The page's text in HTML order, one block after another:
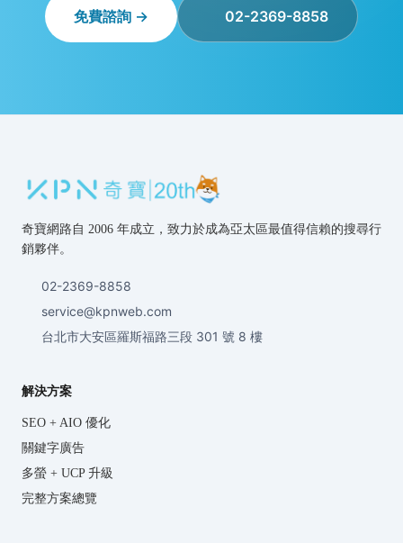
免費諮詢 → 02-2369-8858
奇寶網路自 2006 年成立，致力於成為亞太區最值得信賴的搜尋行
銷夥伴。
02-2369-8858
service@kpnweb.com
台北市大安區羅斯福路三段 301 號 8 樓
解決方案
SEO + AIO 優化
關鍵字廣告
多螢 + UCP 升級
完整方案總覽